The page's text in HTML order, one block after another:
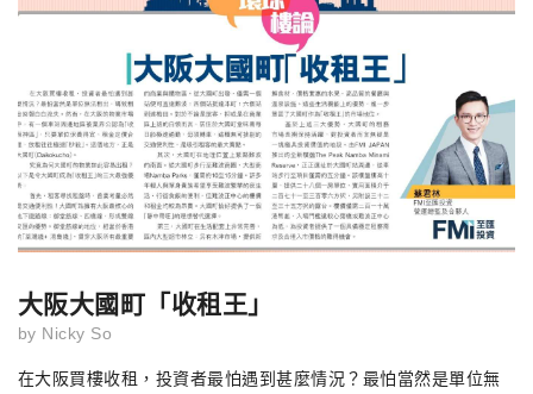
大阪大國町「收租王」
by Nicky So
在大阪買樓收租，投資者最怕遇到甚麼情況？最怕當然是單位無